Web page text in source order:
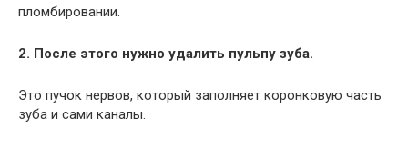
пломбировании.
2. После этого нужно удалить пульпу зуба.
Это пучок нервов, который заполняет коронковую часть
зуба и сами каналы.